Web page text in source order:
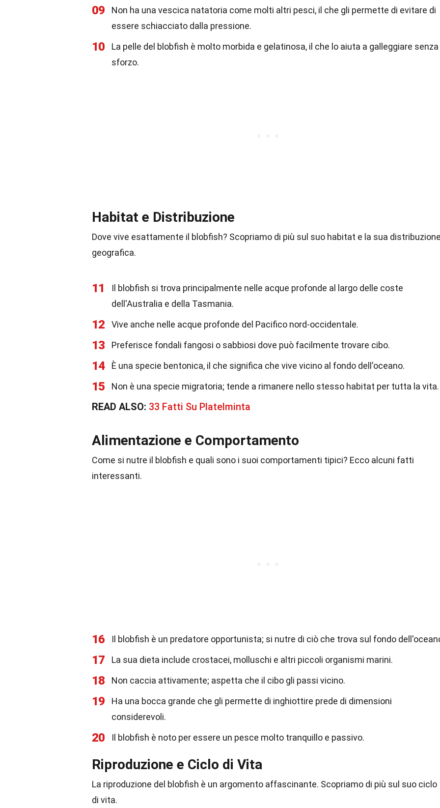
09
Non ha una vescica natatoria come molti altri pesci, il che gli permette di evitare di
essere schiacciato dalla pressione.
10
La pelle del blobfish è molto morbida e gelatinosa, il che lo aiuta a galleggiare senza
sforzo.
Habitat e Distribuzione
Dove vive esattamente il blobfish? Scopriamo di più sul suo habitat e la sua
geografica.
11
Il blobfish si trova principalmente nelle acque profonde al largo delle coste
dell'Australia e della Tasmania.
12 Vive anche nelle acque profonde del Pacifico nord-occidentale.
13 Preferisce fondali fangosi o sabbiosi dove può facilmente trovare cibo.
14 È una specie bentonica, il che significa che vive vicino al fondo dell'oceano.
15 Non è una specie migratoria; tende a rimanere nello stesso habitat per tutta la vita.
READ ALSO: 33 Fatti Su Platelminta
Alimentazione e Comportamento
Come si nutre il blobfish e quali sono i suoi comportamenti tipici? Ecco alcuni fatti
interessanti.
16 Il blobfish è un predatore opportunista; si nutre di ciò che trova sul fondo
17 La sua dieta include crostacei, molluschi e altri piccoli organismi marini.
18 Non caccia attivamente; aspetta che il cibo gli passi vicino.
19
Ha una bocca grande che gli permette di inghiottire prede di dimensioni
considerevoli.
20 Il blobfish è noto per essere un pesce molto tranquillo e passivo.
Riproduzione e Ciclo di Vita
La riproduzione del blobfish è un argomento affascinante. Scopriamo di più sul suo ciclo
di vita.